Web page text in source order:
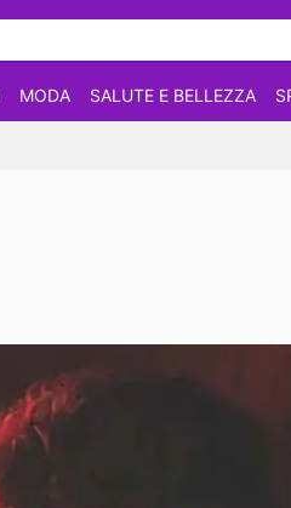
MODA SALUTE E BELLEZZA